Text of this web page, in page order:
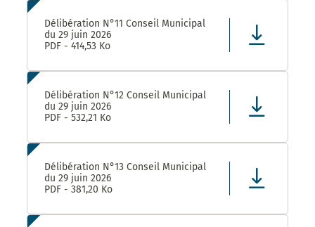
Délibération N°11 Conseil Municipal
du 29 juin 2026
PDF - 414,53 Ko
Délibération N°12 Conseil Municipal
du 29 juin 2026
PDF - 532,21 Ko
Délibération N°13 Conseil Municipal
du 29 juin 2026
PDF - 381,20 Ko